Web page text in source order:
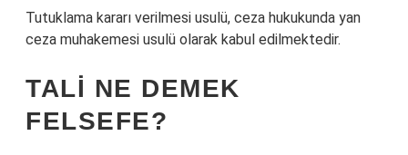
Tutuklama kararı verilmesi usulü, ceza hukukunda yan
ceza muhakemesi usulü olarak kabul edilmektedir.
TALI NE DEMEK
FELSEFE?